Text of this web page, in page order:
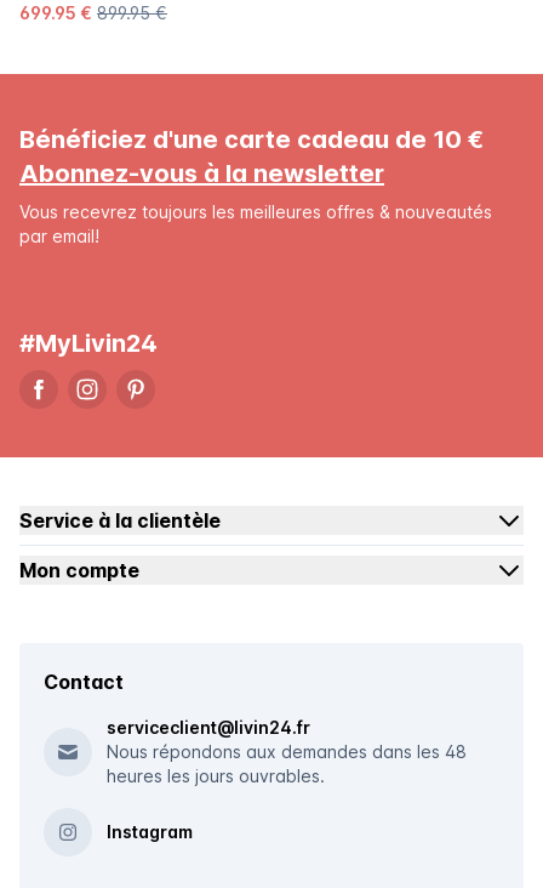
699.95 € 899.95 €
Bénéficiez d'une carte cadeau de 10 €
Abonnez-vous à la newsletter
Vous recevrez toujours les meilleures offres & nouveautés
par email!
#MyLivin24
Service à la clientèle
Mon compte
Contact
serviceclient@livin24.fr
Nous répondons aux demandes dans les 48
heures les jours ouvrables.
Instagram